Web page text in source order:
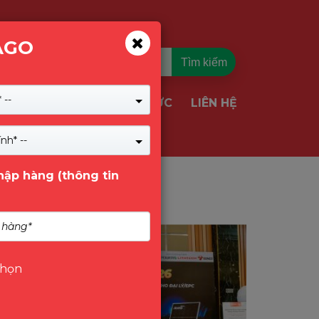
Tìm kiếm
& GIẢI PHÁP TIN TỨC LIÊN HỆ
Tin Tức
--
--
hàng (thông tin